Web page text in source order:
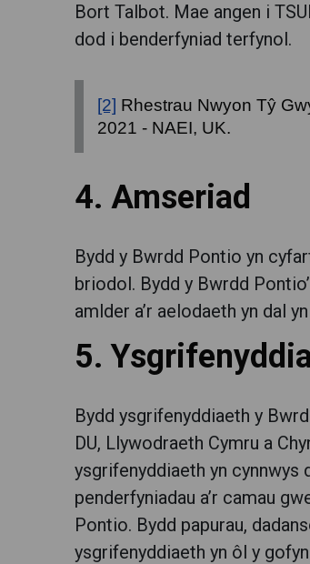
Bort Talbot. Mae angen i
dod i benderfyniad terfynol.
[2] Rhestrau Nwyon Tŷ
2021 - NAEI, UK.
4. Amseriad
Bydd y Bwrdd Pontio yn
briodol. Bydd y Bwrdd
amlder a’r aelodaeth yn dal
5.
Bydd ysgrifenyddiaeth y
DU, Llywodraeth Cymru a
ysgrifenyddiaeth yn cynnwys
penderfyniadau a’r camau
Pontio. Bydd papurau,
ysgrifenyddiaeth yn ôl y